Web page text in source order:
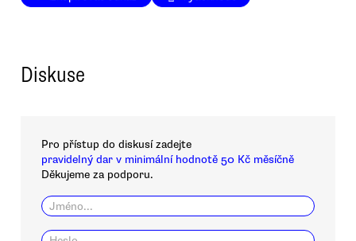
Diskuse
Pro přístup do diskusí zadejte
pravidelný dar v minimální hodnotě 50 Kč měsíčně
Děkujeme za podporu.